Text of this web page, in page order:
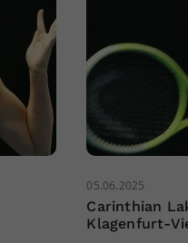
05.06.2025
Carinthian
Klagenfurt-